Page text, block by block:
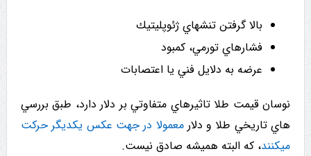
بالا گرفتن تنشهاي ژئوپليتيك
فشارهاي تورمي، کمبود
عرضه به دلايل فني يا اعتصابات
نوسان قیمت طلا تاثيرهاي متفاوتي بر دلار دارد، طبق بررسي
هاي تاريخي طلا و دلارمعمولا در جهت عكس یكدیگر حرکت
میکنند، که البته همیشه صادق نیست.